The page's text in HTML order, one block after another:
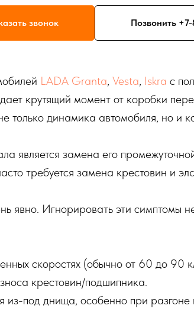
звонок Позвонить
LADA Granta, Vesta, Iskra с
крутящий момент от коробки
только динамика автомобиля, но и
является замена его
требуется замена крестовин и
явно. Игнорировать эти симптомы
скоростях (обычно от 60 до 90
крестовин/подшипника.
из-под днища, особенно при